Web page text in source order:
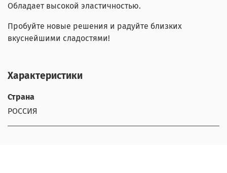
Обладает высокой эластичностью.
Пробуйте новые решения и радуйте близких
вкуснейшими сладостями!
Характеристики
Страна
РОССИЯ